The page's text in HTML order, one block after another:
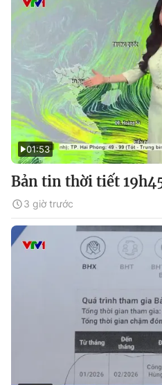
01:53
Bản tin thời tiết
3 giờ trước